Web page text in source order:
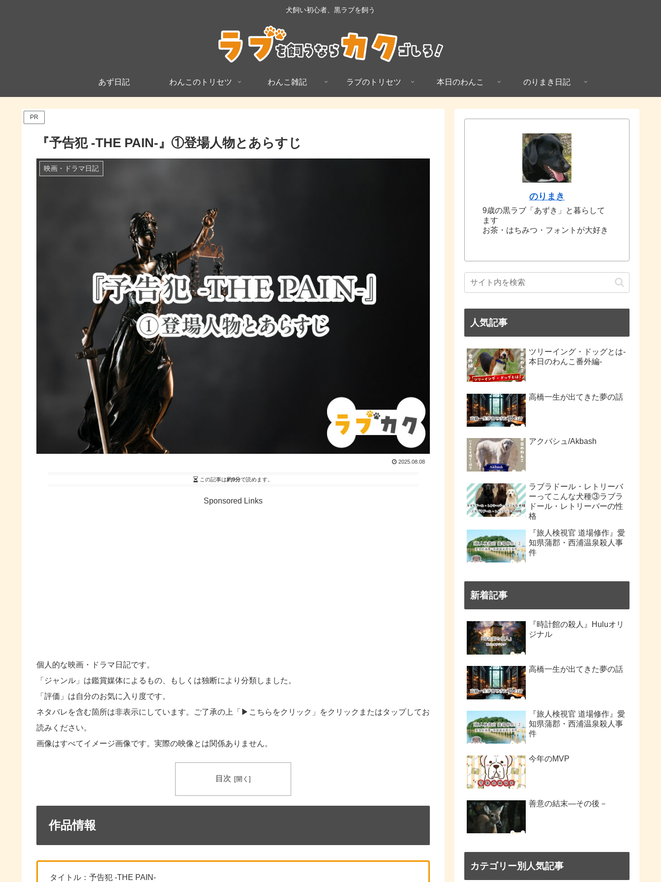
犬飼い初心者、黒ラブを飼う
あず日記 わんこのトリセツ わんこ雑記 ラブのトリセツ 本日のわんこ のりまき日記
PR
『予告犯 -THE PAIN-』①登場人物とあらすじ
映画・ドラマ日記
2025.08.08
この記事は約9分で読めます。
Sponsored Links
個人的な映画・ドラマ日記です。
「ジャンル」は鑑賞媒体によるもの、もしくは独断により分類しました。
「評価」は自分のお気に入り度です。
ネタバレを含む箇所は非表示にしています。ご了承の上「▶こちらをクリック」をクリックまたはタップしてお
読みください。
画像はすべてイメージ画像です。実際の映像とは関係ありません。
目次
作品情報
タイトル：予告犯 -THE PAIN-
のりまき
9歳の黒ラブ「あずき」と暮らして
ます
お茶・はちみつ・フォントが大好き
人気記事
ツリーイング・ドッグとは-
本日のわんこ番外編-
高橋一生が出てきた夢の話
アクバシュ/Akbash
ラブラドール・レトリーバ
ーってこんな犬種③ラブラ
ドール・レトリーバーの性
格
『旅人検視官 道場修作』愛
知県蒲郡・西浦温泉殺人事
件
新着記事
『時計館の殺人』Huluオリ
ジナル
高橋一生が出てきた夢の話
『旅人検視官 道場修作』愛
知県蒲郡・西浦温泉殺人事
件
今年のMVP
善意の結末―その後－
カテゴリー別人気記事